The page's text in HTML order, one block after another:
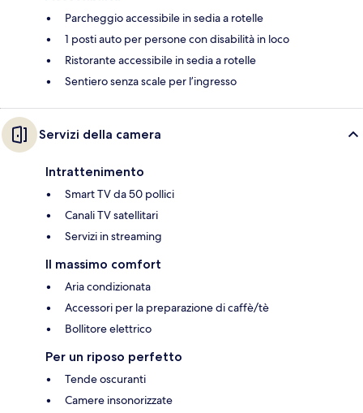
Parcheggio accessibile in sedia a rotelle
1 posti auto per persone con disabilità in loco
Ristorante accessibile in sedia a rotelle
Sentiero senza scale per l’ingresso
Servizi della camera
Intrattenimento
Smart TV da 50 pollici
Canali TV satellitari
Servizi in streaming
Il massimo comfort
Aria condizionata
Accessori per la preparazione di caffè/tè
Bollitore elettrico
Per un riposo perfetto
Tende oscuranti
Camere insonorizzate